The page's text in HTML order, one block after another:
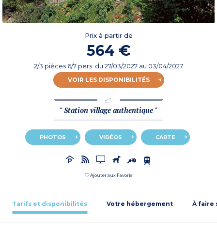
Prix à partir de
564 €
2/3 pièces 6/7 pers. du 27/03/2027 au 03/04/2027
VOIR LES DISPONIBILITÉS
" Station village authentique "
PHOTOS VIDÉOS CARTE
Ajouter aux Favoris
Tarifs et disponibilités Votre hébergement À faire